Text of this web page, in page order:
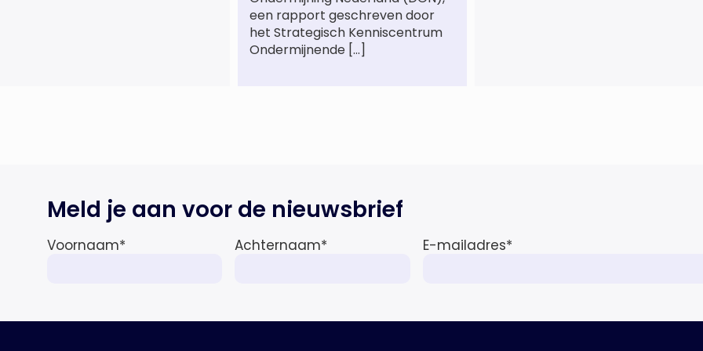
een rapport geschreven door
het Strategisch Kenniscentrum
Ondermijnende […]
Meld je aan voor de nieuwsbrief
Voornaam* Achternaam* E-mailadres*